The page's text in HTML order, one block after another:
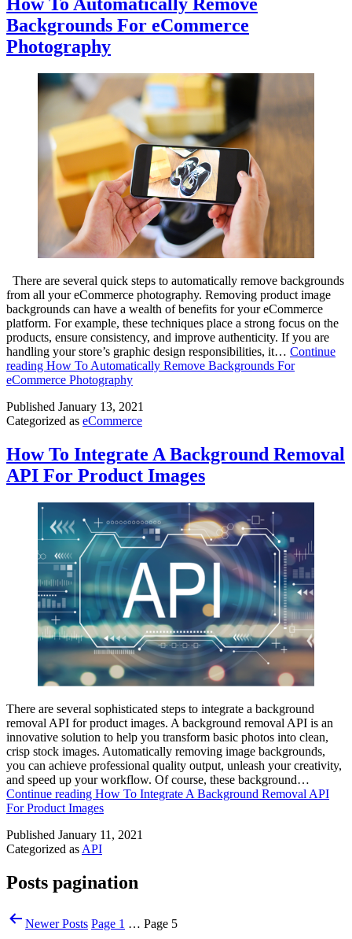
How To Automatically Remove
Backgrounds For eCommerce
Photography
There are several quick steps to automatically remove backgrounds
from all your eCommerce photography. Removing product image
backgrounds can have a wealth of benefits for your eCommerce
platform. For example, these techniques place a strong focus on the
products, ensure consistency, and improve authenticity. If you are
handling your store’s graphic design responsibilities, it… Continue
reading How To Automatically Remove Backgrounds For
eCommerce Photography
Published January 13, 2021
Categorized as eCommerce
How To Integrate A Background Removal
API For Product Images
There are several sophisticated steps to integrate a background
removal API for product images. A background removal API is an
innovative solution to help you transform basic photos into clean,
crisp stock images. Automatically removing image backgrounds,
you can achieve professional quality output, unleash your creativity,
and speed up your workflow. Of course, these background…
Continue reading How To Integrate A Background Removal API
For Product Images
Published January 11, 2021
Categorized as API
Posts pagination
NewerPosts Page 1 … Page 5